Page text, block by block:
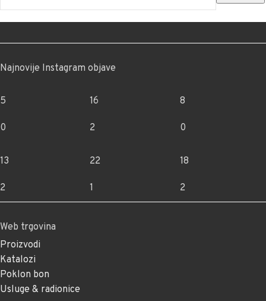
Najnovije Instagram objave
5
0
16
2
8
0
13
2
22
1
18
2
Web trgovina
Proizvodi
Katalozi
Poklon bon
Usluge & radionice